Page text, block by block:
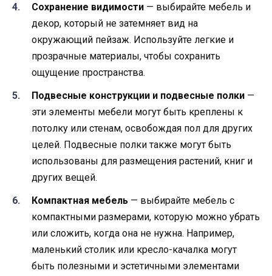
Сохранение видимости — выбирайте мебель и
декор, который не затемняет вид на
окружающий пейзаж. Используйте легкие и
прозрачные материалы, чтобы сохранить
ощущение пространства.
Подвесные конструкции и подвесные полки —
эти элементы мебели могут быть креплены к
потолку или стенам, освобождая пол для других
целей. Подвесные полки также могут быть
использованы для размещения растений, книг и
других вещей.
Компактная мебель — выбирайте мебель с
компактными размерами, которую можно убрать
или сложить, когда она не нужна. Например,
маленький столик или кресло-качалка могут
быть полезными и эстетичными элементами